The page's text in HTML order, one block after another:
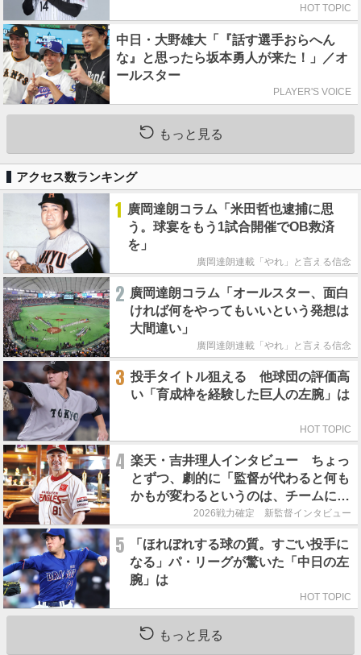
HOT TOPIC
中日・大野雄大「『話す選手おらへん
な』と思ったら坂本勇人が来た！」／オ
ールスター
PLAYER'S VOICE
もっと見る
アクセス数ランキング
1 廣岡達朗コラム「米田哲也逮捕に思
う。球宴をもう1試合開催でOB救済
を」
廣岡達朗連載「やれ」と言える信念
2 廣岡達朗コラム「オールスター、面白
ければ何をやってもいいという発想は
大間違い」
廣岡達朗連載「やれ」と言える信念
3 投手タイトル狙える 他球団の評価高
い「育成枠を経験した巨人の左腕」は
HOT TOPIC
4 楽天・吉井理人インタビュー ちょっ
とずつ、劇的に「監督が代わると何も
かもが変わるというのは、チームにと
って良くないことなんです」
2026戦力確定 新監督インタビュー
5
「ほれぼれする球の質。すごい投手に
なる」パ・リーグが驚いた「中日の左
腕」は
HOT TOPIC
もっと見る